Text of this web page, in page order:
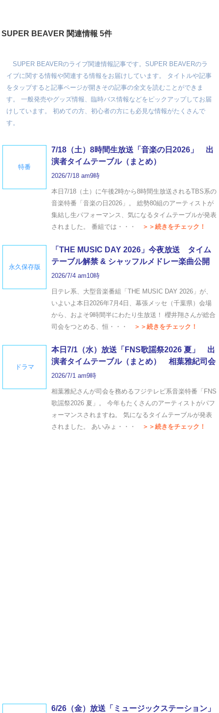
SUPER BEAVER 関連情報 5件
SUPER BEAVERのライブ関連情報記事です。SUPER BEAVERのラ
イブに関する情報や関連する情報をお届けしています。 タイトルや記事
をタップすると記事ページが開きその記事の全文を読むことができま
す。 一般発売やグッズ情報、臨時バス情報などをピックアップしてお届
けしています。 初めての方、初心者の方にも必見な情報がたくさんで
す。
特番
7/18（土）8時間生放送「音楽の日2026」 出
演者タイムテーブル（まとめ）
2026/7/18 am9時
本日7/18（土）に午後2時から8時間生放送されるTBS系の
音楽特番「音楽の日2026」。 総勢80組のアーティストが
集結し生パフォーマンス、気になるタイムテーブルが発表
されました。 番組では・・・
＞＞続きをチェック！
永久保存版
「THE MUSIC DAY 2026」今夜放送 タイム
テーブル解禁 & シャッフルメドレー楽曲公開
2026/7/4 am10時
日テレ系、大型音楽番組「THE MUSIC DAY 2026」が、
いよいよ本日2026年7月4日、幕張メッセ（千葉県）会場
から、およそ9時間半にわたり生放送！ 櫻井翔さんが総合
司会をつとめる、恒・・・
＞＞続きをチェック！
ドラマ
本日7/1（水）放送「FNS歌謡祭2026 夏」 出
演者タイムテーブル（まとめ） 相葉雅紀司会
2026/7/1 am9時
相葉雅紀さんが司会を務めるフジテレビ系音楽特番「FNS
歌謡祭2026 夏」。 今年もたくさんのアーティストがパフ
ォーマンスされますね。 気になるタイムテーブルが発表
されました。 あいみょ・・・
＞＞続きをチェック！
6/26（金）放送「ミュージックステーション」